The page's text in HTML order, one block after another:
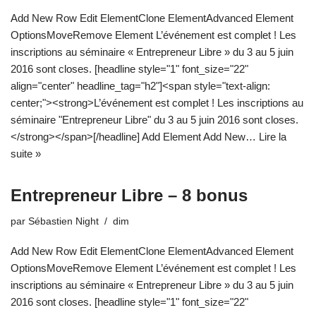
Add New Row Edit ElementClone ElementAdvanced Element
OptionsMoveRemove Element L’événement est complet ! Les
inscriptions au séminaire « Entrepreneur Libre » du 3 au 5 juin
2016 sont closes. [headline style="1" font_size="22"
align="center" headline_tag="h2"]<span style="text-align:
center;"><strong>L’événement est complet ! Les inscriptions au
séminaire "Entrepreneur Libre" du 3 au 5 juin 2016 sont closes.
</strong></span>[/headline] Add Element Add New… Lire la
suite »
Entrepreneur Libre – 8 bonus
par Sébastien Night dim
Add New Row Edit ElementClone ElementAdvanced Element
OptionsMoveRemove Element L’événement est complet ! Les
inscriptions au séminaire « Entrepreneur Libre » du 3 au 5 juin
2016 sont closes. [headline style="1" font_size="22"